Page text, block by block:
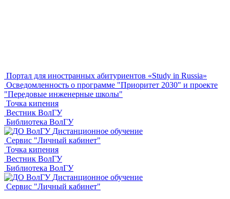
Портал для иностранных абитуриентов «Study in Russia»
Осведомленность о программе "Приоритет 2030" и проекте
"Передовые инженерные школы"
Точка кипения
Вестник ВолГУ
Библиотека ВолГУ
Дистанционное обучение
Сервис "Личный кабинет"
Точка кипения
Вестник ВолГУ
Библиотека ВолГУ
Дистанционное обучение
Сервис "Личный кабинет"